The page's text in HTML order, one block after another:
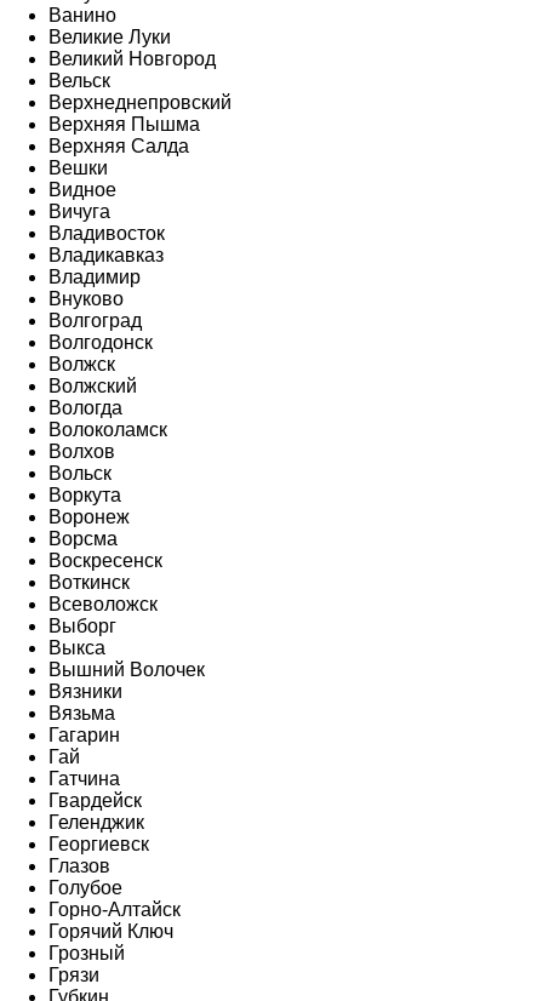
Ванино
Великие Луки
Великий Новгород
Вельск
Верхнеднепровский
Верхняя Пышма
Верхняя Салда
Вешки
Видное
Вичуга
Владивосток
Владикавказ
Владимир
Внуково
Волгоград
Волгодонск
Волжск
Волжский
Вологда
Волоколамск
Волхов
Вольск
Воркута
Воронеж
Ворсма
Воскресенск
Воткинск
Всеволожск
Выборг
Выкса
Вышний Волочек
Вязники
Вязьма
Гагарин
Гай
Гатчина
Гвардейск
Геленджик
Георгиевск
Глазов
Голубое
Горно-Алтайск
Горячий Ключ
Грозный
Грязи
Губкин